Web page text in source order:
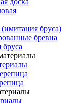
(имитация бруса)
бревна